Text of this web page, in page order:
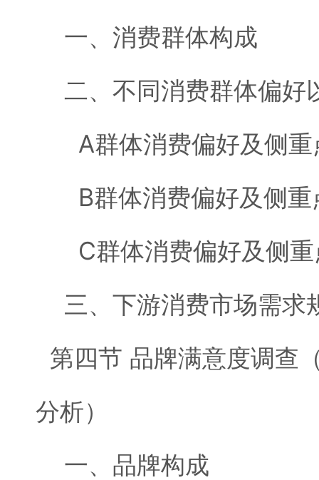
一、消费群体构成
二、不同消费群体偏好
A群体消费偏好及侧重
B群体消费偏好及侧重
C群体消费偏好及侧重
三、下游消费市场需求
第四节 品牌满意度调查
分析）
一、品牌构成